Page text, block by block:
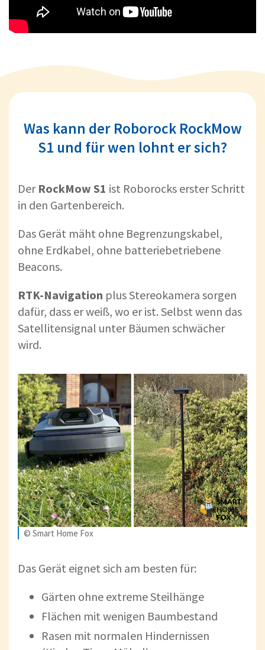
Was kann der Roborock RockMow
S1 und für wen lohnt er sich?
Der RockMow S1 ist Roborocks erster Schritt
in den Gartenbereich.
Das Gerät mäht ohne Begrenzungskabel,
ohne Erdkabel, ohne batteriebetriebene
Beacons.
RTK-Navigation plus Stereokamera sorgen
dafür, dass er weiß, wo er ist. Selbst wenn das
Satellitensignal unter Bäumen schwächer
wird.
© Smart Home Fox
Das Gerät eignet sich am besten für:
Gärten ohne extreme Steilhänge
Flächen mit wenigen Baumbestand
Rasen mit normalen Hindernissen